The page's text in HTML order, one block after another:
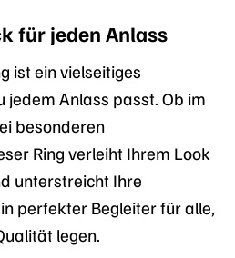
für jeden Anlass
ist ein vielseitiges
jedem Anlass passt. Ob im
besonderen
Ring verleiht Ihrem Look
unterstreicht Ihre
perfekter Begleiter für alle,
legen.